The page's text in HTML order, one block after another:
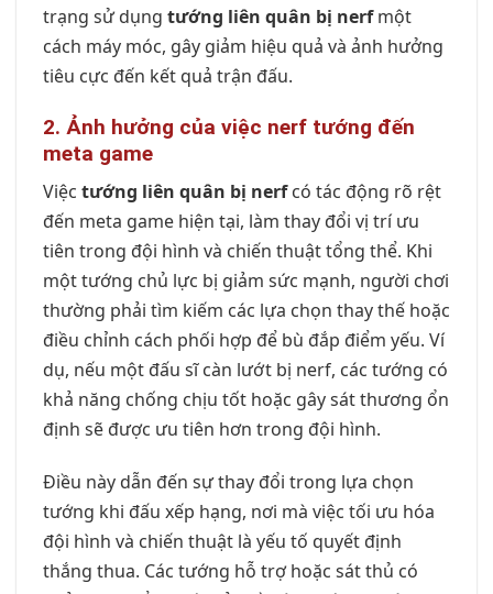
trạng sử dụng tướng liên quân bị nerfmột
cách máy móc, gây giảm hiệu quả và ảnh hưởng
tiêu cực đến kết quả trận đấu.
2. Ảnh hưởng của việc nerf tướng đến
meta game
Việc tướng liên quân bị nerfcó tác động rõ rệt
đến meta game hiện tại, làm thay đổi vị trí ưu
tiên trong đội hình và chiến thuật tổng thể. Khi
một tướng chủ lực bị giảm sức mạnh, người chơi
thường phải tìm kiếm các lựa chọn thay thế hoặc
điều chỉnh cách phối hợp để bù đắp điểm yếu. Ví
dụ, nếu một đấu sĩ càn lướt bị nerf, các tướng có
khả năng chống chịu tốt hoặc gây sát thương ổn
định sẽ được ưu tiên hơn trong đội hình.
Điều này dẫn đến sự thay đổi trong lựa chọn
tướng khi đấu xếp hạng, nơi mà việc tối ưu hóa
đội hình và chiến thuật là yếu tố quyết định
thắng thua. Các tướng hỗ trợ hoặc sát thủ có